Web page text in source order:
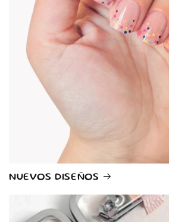
NUEVOS DISEÑOS